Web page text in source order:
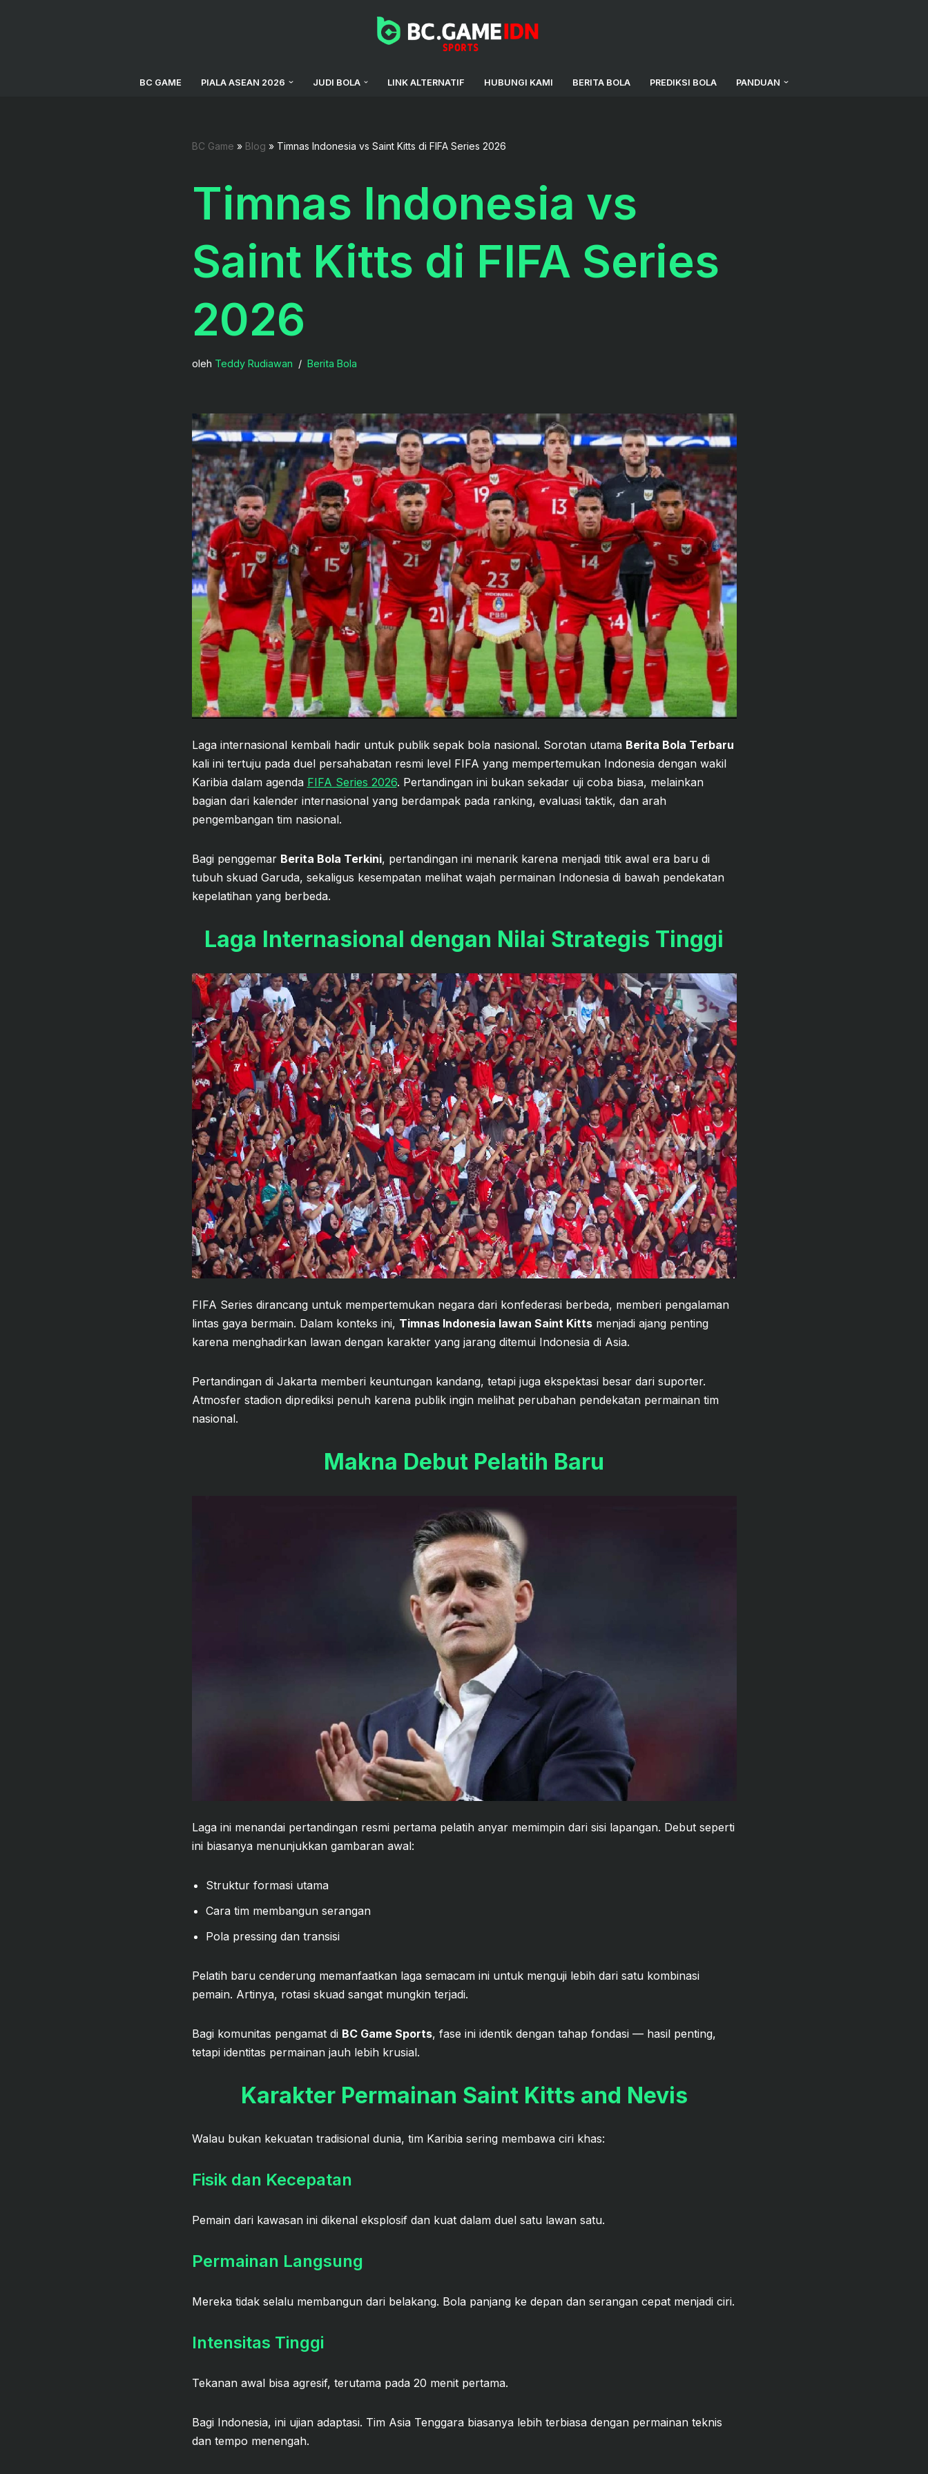
BC GAME PIALA ASEAN 2026 JUDI BOLA LINK ALTERNATIF HUBUNGI KAMI BERITA BOLA PREDIKSI BOLA PANDUAN
BC Game » Blog » Timnas Indonesia vs Saint Kitts di FIFA Series 2026
Timnas Indonesia vs
Saint Kitts di FIFA Series
2026
oleh Teddy Rudiawan Berita Bola
Laga internasional kembali hadir untuk publik sepak bola nasional. Sorotan utama Berita Bola Terbaru
kali ini tertuju pada duel persahabatan resmi level FIFA yang mempertemukan Indonesia dengan wakil
Karibia dalam agenda FIFA Series 2026. Pertandingan ini bukan sekadar uji coba biasa, melainkan
bagian dari kalender internasional yang berdampak pada ranking, evaluasi taktik, dan arah
pengembangan tim nasional.
Bagi penggemar Berita Bola Terkini, pertandingan ini menarik karena menjadi titik awal era baru di
tubuh skuad Garuda, sekaligus kesempatan melihat wajah permainan Indonesia di bawah pendekatan
kepelatihan yang berbeda.
Laga Internasional dengan Nilai Strategis Tinggi
FIFA Series dirancang untuk mempertemukan negara dari konfederasi berbeda, memberi pengalaman
lintas gaya bermain. Dalam konteks ini, Timnas Indonesia lawan Saint Kittsmenjadi ajang penting
karena menghadirkan lawan dengan karakter yang jarang ditemui Indonesia di Asia.
Pertandingan di Jakarta memberi keuntungan kandang, tetapi juga ekspektasi besar dari suporter.
Atmosfer stadion diprediksi penuh karena publik ingin melihat perubahan pendekatan permainan tim
nasional.
Makna Debut Pelatih Baru
Laga ini menandai pertandingan resmi pertama pelatih anyar memimpin dari sisi lapangan. Debut seperti
ini biasanya menunjukkan gambaran awal:
Struktur formasi utama
Cara tim membangun serangan
Pola pressing dan transisi
Pelatih baru cenderung memanfaatkan laga semacam ini untuk menguji lebih dari satu kombinasi
pemain. Artinya, rotasi skuad sangat mungkin terjadi.
Bagi komunitas pengamat di BC Game Sports, fase ini identik dengan tahap fondasi — hasil penting,
tetapi identitas permainan jauh lebih krusial.
Karakter Permainan Saint Kitts and Nevis
Walau bukan kekuatan tradisional dunia, tim Karibia sering membawa ciri khas:
Fisik dan Kecepatan
Pemain dari kawasan ini dikenal eksplosif dan kuat dalam duel satu lawan satu.
Permainan Langsung
Mereka tidak selalu membangun dari belakang. Bola panjang ke depan dan serangan cepat menjadi ciri.
Intensitas Tinggi
Tekanan awal bisa agresif, terutama pada 20 menit pertama.
Bagi Indonesia, ini ujian adaptasi. Tim Asia Tenggara biasanya lebih terbiasa dengan permainan teknis
dan tempo menengah.